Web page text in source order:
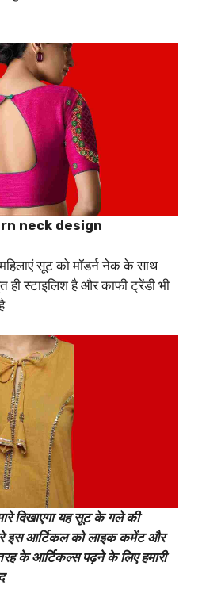
neck design
सूट को मॉडर्न नेक के साथ
स्टाइलिश है और काफी ट्रेंडी भी
दिखाएगा यह सूट के गले की
इस आर्टिकल को लाइक कमेंट और
के आर्टिकल्स पढ़ने के लिए हमारी